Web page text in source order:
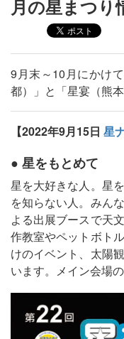
月の星まつり
9月末～10月にかけ
都）」と「星宴（熊
【2022年9月15日 星
● 星をもとめて
星を大好きな人。星
を知らない人。みん
よる出展ブースで天
作教室やペットボト
けのイベント、太陽
います。メイン会場